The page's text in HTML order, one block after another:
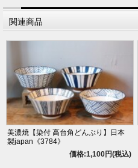
関連商品
美濃焼【染付 高台角どんぶり】日本
製japan《3784》
価格:1,100円(税込)